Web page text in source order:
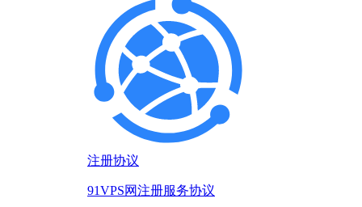
注册协议
91VPS网注册服务协议